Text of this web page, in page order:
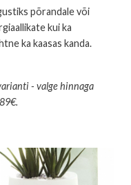
põrandale või
kui ka
ka kaasas kanda.
- valge hinnaga